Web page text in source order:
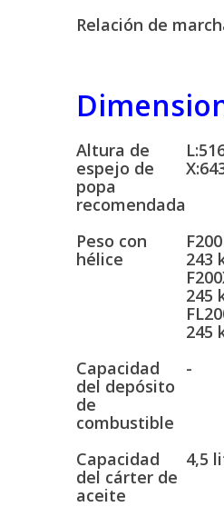
Relación de
Altura de
espejo de
popa
recomendada
Peso con
hélice
243
245
245
Capacidad
del depósito
de
combustible
-
Capacidad
del cárter de
aceite
4,5